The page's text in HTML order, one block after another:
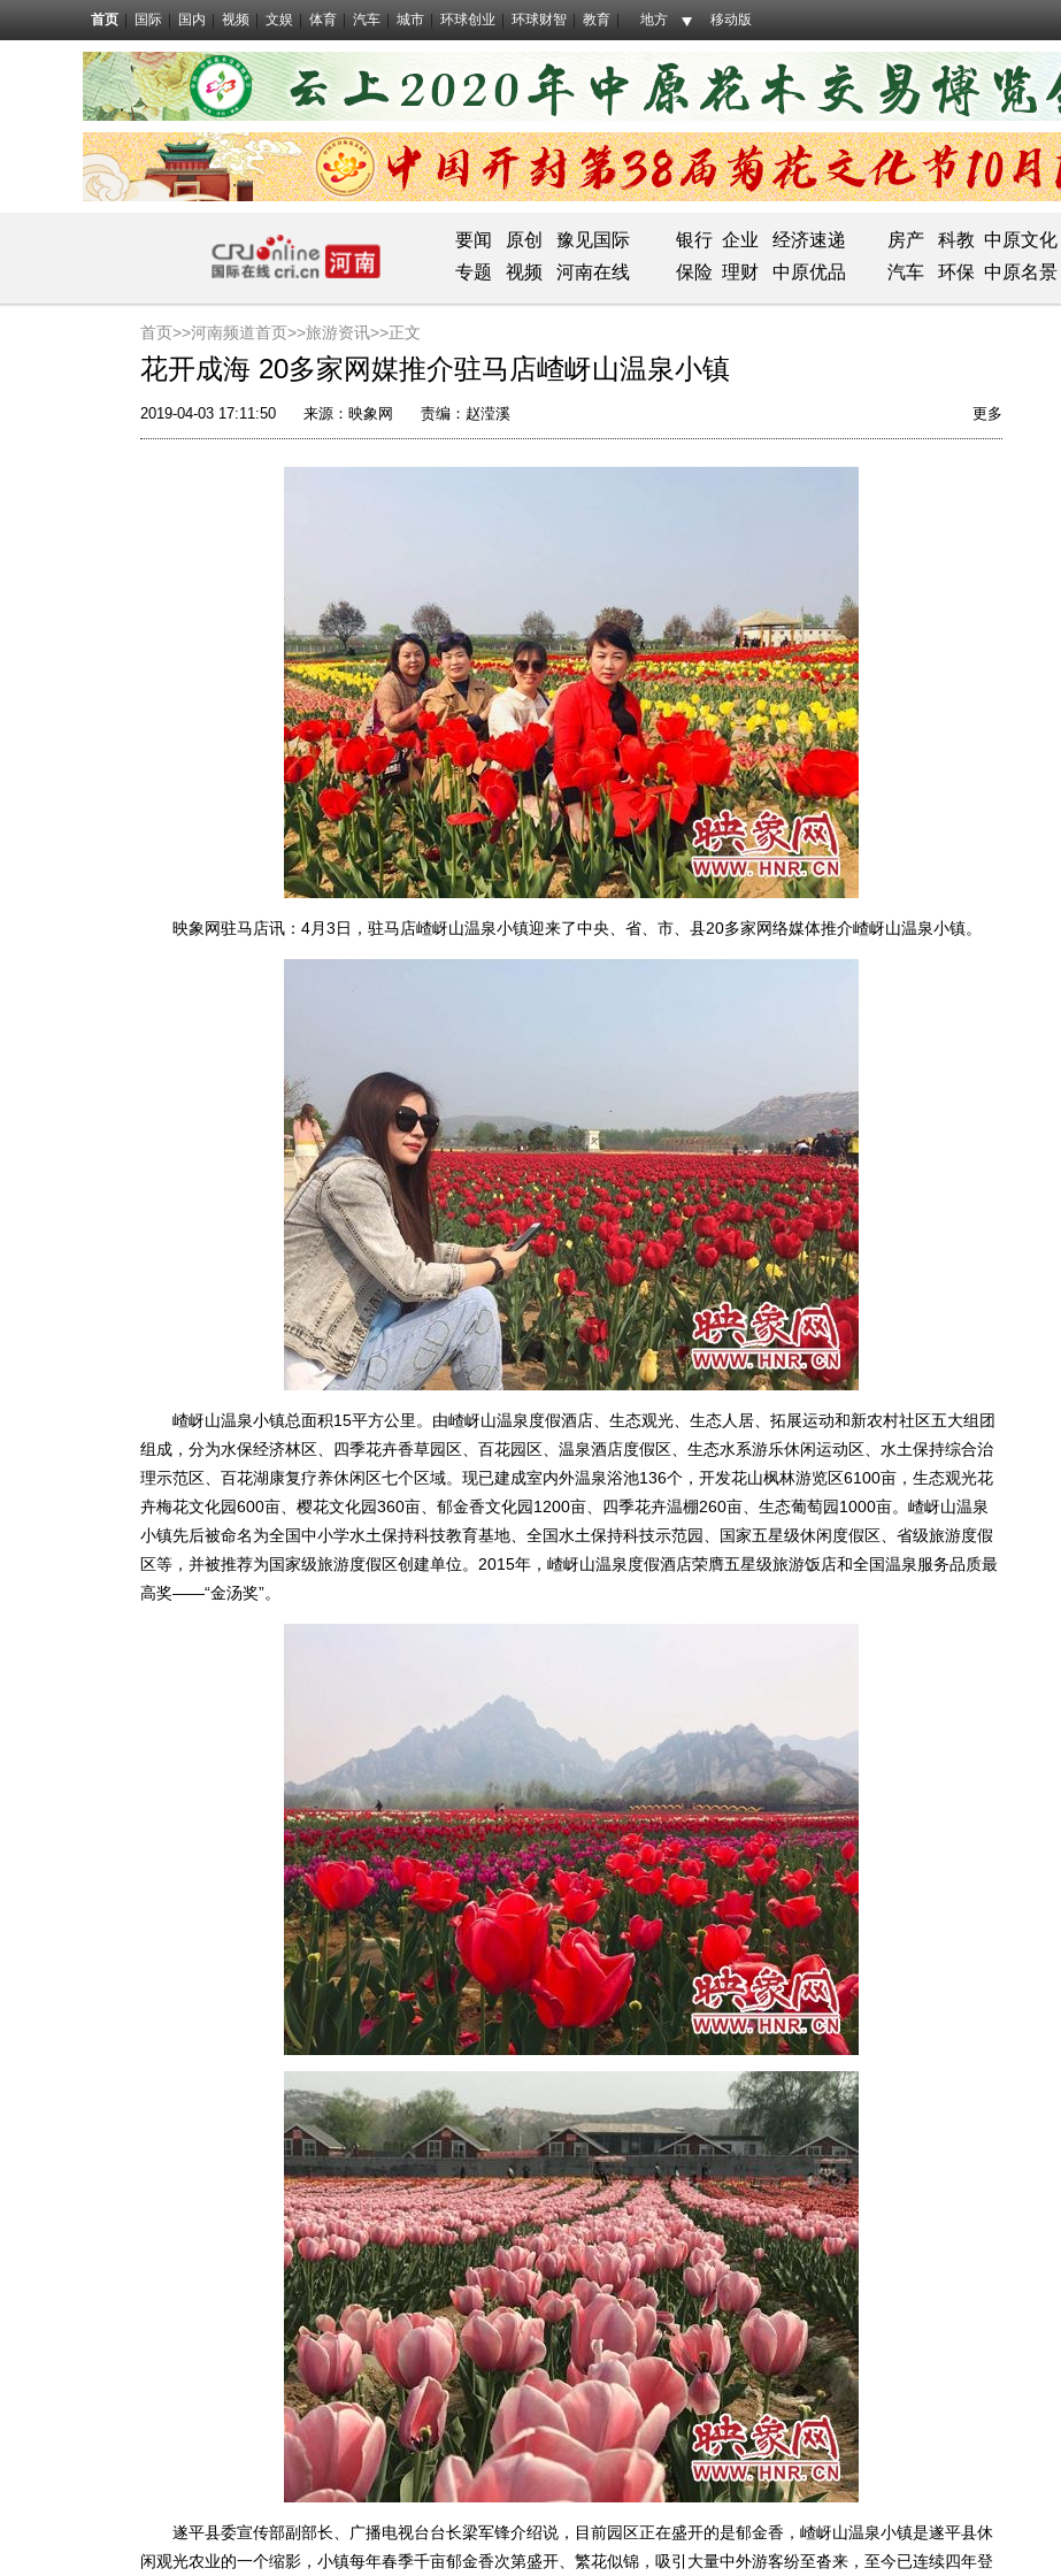
首页 国际 国内 视频 文娱 体育 汽车 城市 环球创业 环球财智 教育 地方 移动版
要闻 原创 豫见国际 银行 企业 经济速递 房产 科教 中原文化
专题
视频 河南在线 保险 理财 中原优品 汽车 环保 中原名景
首页>>河南频道首页>>旅游资讯>>正文
花开成海 20多家网媒推介驻马店嵖岈山温泉小镇
2019-04-03 17:11:50 来源： 映象网 责编：赵滢溪 更多
映象网驻马店讯：4月3日，驻马店嵖岈山温泉小镇迎来了中央、省、市、县20多家网络媒体推介嵖岈山温泉小镇。
嵖岈山温泉小镇总面积15平方公里。由嵖岈山温泉度假酒店、生态观光、生态人居、拓展运动和新农村社区五大组团
组成，分为水保经济林区、四季花卉香草园区、百花园区、温泉酒店度假区、生态水系游乐休闲运动区、水土保持综合治
理示范区、百花湖康复疗养休闲区七个区域。现已建成室内外温泉浴池136个，开发花山枫林游览区6100亩，生态观光花
卉梅花文化园600亩、樱花文化园360亩、郁金香文化园1200亩、四季花卉温棚260亩、生态葡萄园1000亩。嵖岈山温泉
小镇先后被命名为全国中小学水土保持科技教育基地、全国水土保持科技示范园、国家五星级休闲度假区、省级旅游度假
区等，并被推荐为国家级旅游度假区创建单位。2015年，嵖岈山温泉度假酒店荣膺五星级旅游饭店和全国温泉服务品质最
高奖——“金汤奖”。
遂平县委宣传部副部长、广播电视台台长梁军锋介绍说，目前园区正在盛开的是郁金香，嵖岈山温泉小镇是遂平县休
闲观光农业的一个缩影，小镇每年春季千亩郁金香次第盛开、繁花似锦，吸引大量中外游客纷至沓来，至今已连续四年登